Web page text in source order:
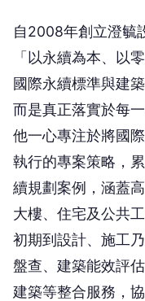
自2008年創立澄毓
「以永續為本、以
國際永續標準與建
而是真正落實於每
他一心專注於將國
執行的專案策略，
續規劃案例，涵蓋
大樓、住宅及公共
初期到設計、施工
盤查、建築能效評
建築等整合服務，